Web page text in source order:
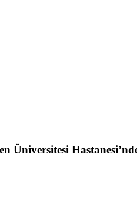
Üniversitesi